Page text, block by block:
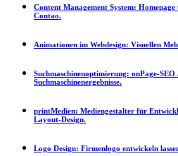
Content Management System: Homepage
Contao.
Animationen im Webdesign: Visuellen
Suchmaschinenoptimierung: onPage-SEO
Suchmaschinenergebnisse.
printMedien: Mediengestalter für
Layout-Design.
Logo Design: Firmenlogo entwickeln